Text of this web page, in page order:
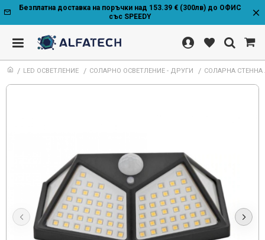
Безплатна доставка на поръчки над 153.39 € (300лв) до ОФИС
със SPEEDY
LED ОСВЕТЛЕНИЕ СОЛАРНО ОСВЕТЛЕНИЕ - ДРУГИ СОЛАРНА